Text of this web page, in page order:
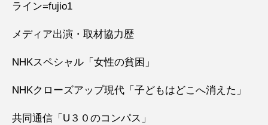
ライン=fujio1
メディア出演・取材協力歴
NHKスペシャル「女性の貧困」
NHKクローズアップ現代「子どもはどこへ消えた」
共同通信「U３０のコンパス」